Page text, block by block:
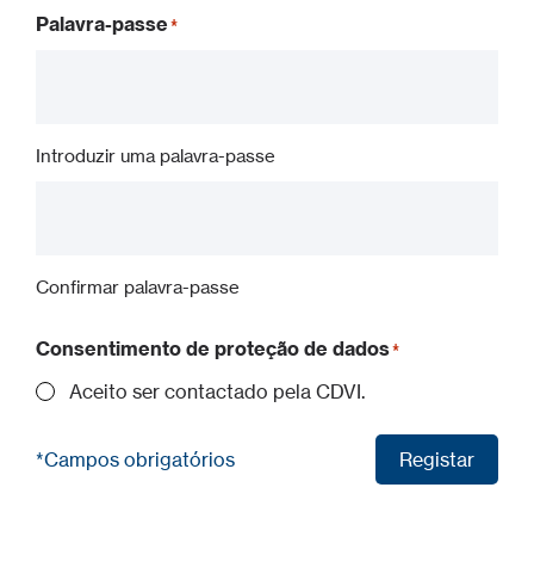
Palavra-passe
Introduzir uma palavra-passe
Confirmar palavra-passe
Consentimento de proteção de dados
Aceito ser contactado pela CDVI.
*Campos obrigatórios Registar